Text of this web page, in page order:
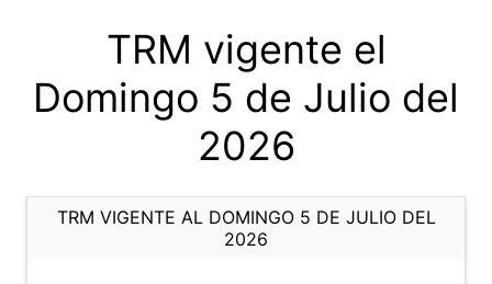
TRM vigente el
Domingo 5 de Julio del
2026
TRM VIGENTE AL DOMINGO 5 DE JULIO DEL
2026